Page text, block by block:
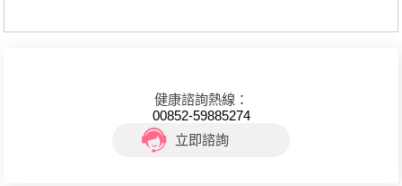
健康諮詢熱線：
00852-59885274
立即諮詢